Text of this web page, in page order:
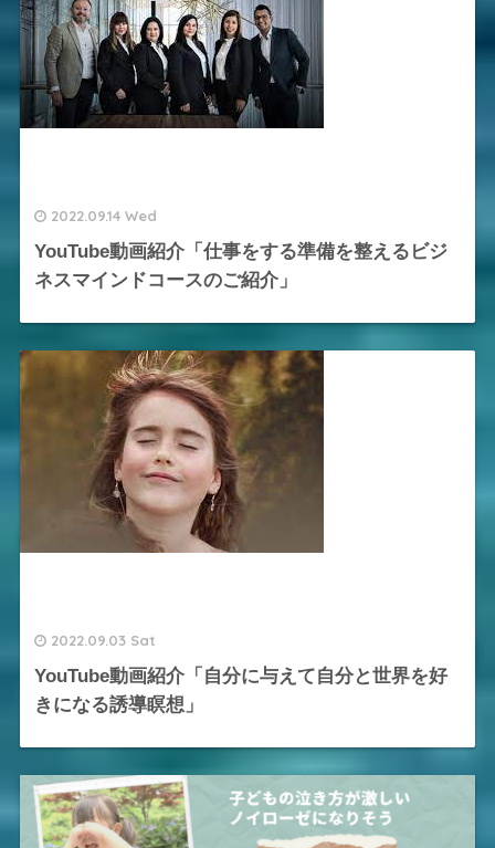
2022.09.14 Wed
YouTube動画紹介「仕事をする準備を整えるビジ
ネスマインドコースのご紹介」
2022.09.03 Sat
YouTube動画紹介「自分に与えて自分と世界を好
きになる誘導瞑想」